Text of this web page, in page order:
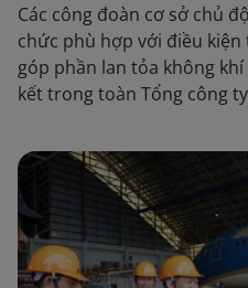
Các công đoàn cơ sở chủ
chức phù hợp với điều
góp phần lan tỏa không
kết trong toàn Tổng công